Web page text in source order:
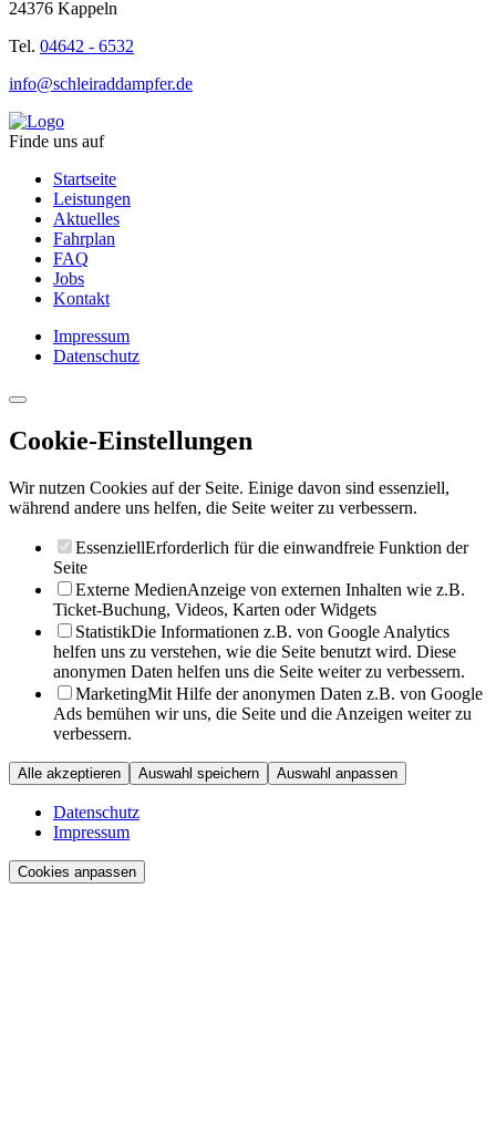
24376 Kappeln
Tel. 04642 - 6532
info@schleiraddampfer.de
Finde uns auf
Startseite
Leistungen
Aktuelles
Fahrplan
FAQ
Jobs
Kontakt
Impressum
Datenschutz
Cookie-Einstellungen
Wir nutzen Cookies auf der Seite. Einige davon sind essenziell,
während andere uns helfen, die Seite weiter zu verbessern.
EssenziellErforderlich für die einwandfreie Funktion der
Seite
Externe MedienAnzeige von externen Inhalten wie z.B.
Ticket-Buchung, Videos, Karten oder Widgets
StatistikDie Informationen z.B. von Google Analytics
helfen uns zu verstehen, wie die Seite benutzt wird. Diese
anonymen Daten helfen uns die Seite weiter zu verbessern.
MarketingMit Hilfe der anonymen Daten z.B. von Google
Ads bemühen wir uns, die Seite und die Anzeigen weiter zu
verbessern.
Alle akzeptieren Auswahl speichern Auswahl anpassen
Datenschutz
Impressum
Cookies anpassen